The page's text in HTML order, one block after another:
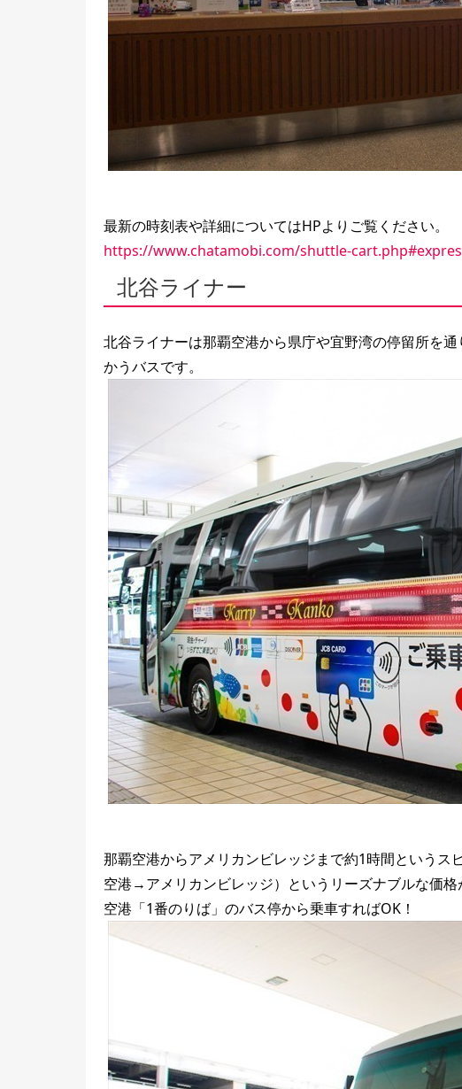
最新の時刻表や詳細についてはHPよりご覧ください。
https://www.chatamobi.com/shuttle-
北谷ライナー
北谷ライナーは那覇空港から県庁や宜野湾の停留所を
かうバスです。
那覇空港からアメリカンビレッジまで約1時間というス
空港→アメリカンビレッジ）というリーズナブルな価
空港「1番のりば」のバス停から乗車すればOK！